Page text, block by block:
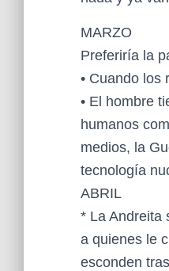
MARZO
Preferiría la
• Cuando
• El hombre
humanos
medios, la
tecnología
ABRIL
* La Andreita
a quienes le
esconden